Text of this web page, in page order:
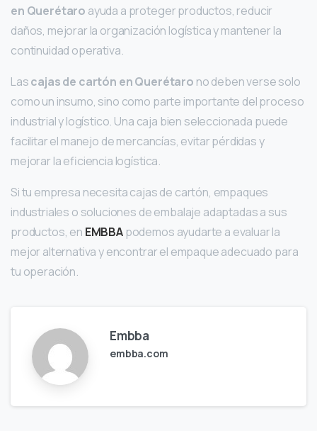
en Querétaro ayuda a proteger productos, reducir
daños, mejorar la organización logística y mantener la
continuidad operativa.
Lascajas de cartón en Querétaro no deben verse solo
como un insumo, sino como parte importante del proceso
industrial y logístico. Una caja bien seleccionada puede
facilitar el manejo de mercancías, evitar pérdidas y
mejorar la eficiencia logística.
Si tu empresa necesita cajas de cartón, empaques
industriales o soluciones de embalaje adaptadas a sus
productos, en EMBBApodemos ayudarte a evaluar la
mejor alternativa y encontrar el empaque adecuado para
tu operación.
Embba
embba.com